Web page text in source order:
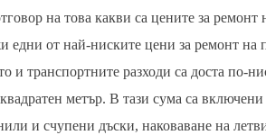
на това какви са цените за ремонт
от най-ниските цени за ремонт на
и транспортните разходи са доста по-
метър. В тази сума са
и счупени дъски, наковаване на